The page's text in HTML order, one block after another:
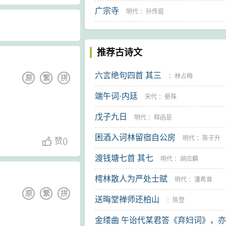
拼
繁
原
赞()
拼
繁
原
广宗寺 明代 ： 孙传庭
推荐古诗文
六言绝句四首 其三 ： 林占梅
端午词·内廷 宋代 ： 晏殊
戊子九日 明代 ： 释函是
困酒入诃林留宿自公房 明代 ： 陈子升
渡钱塘七首 其七 明代 ： 胡应麟
樗林散人为严处士赋 明代 ： 潘希曾
送晦堂禅师还柏山 ： 陈登
金缕曲 午诒代某君答《弃妇词》，